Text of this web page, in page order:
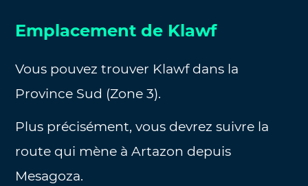
Emplacement de Klawf
Vous pouvez trouver Klawf dans la
Province Sud (Zone 3).
Plus précisément, vous devrez suivre la
route qui mène à Artazon depuis
Mesagoza.